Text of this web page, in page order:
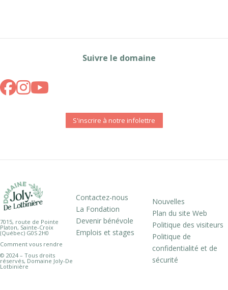
Suivre le domaine
S'inscrire à notre infolettre
7015, route de Pointe
Platon, Sainte-Croix
(Québec) G0S 2H0
Comment vous rendre
© 2024 – Tous droits
réservés, Domaine Joly-De
Lotbinière
Contactez-nous
La Fondation
Devenir bénévole
Emplois et stages
Nouvelles
Plan du site Web
Politique des visiteurs
Politique de
confidentialité et de
sécurité